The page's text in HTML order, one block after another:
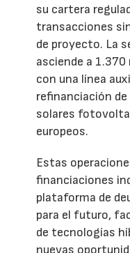
su cartera
transacciones
de proyecto. La
asciende a
con una línea
refinanciación de
solares
europeos.
Estas
financiaciones
plataforma de
para el futuro,
de tecnologías
nuevas